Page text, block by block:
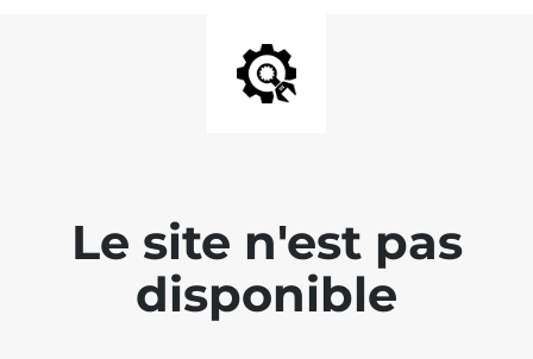
Le site n'est pas
disponible